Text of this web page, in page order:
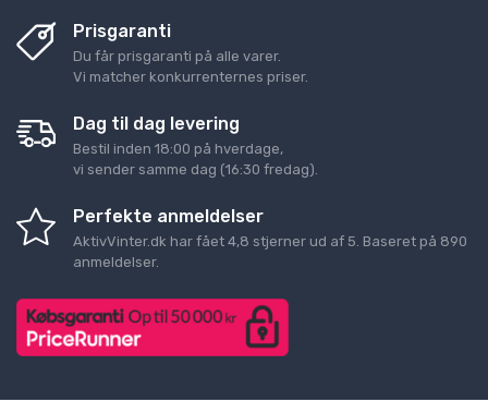
Prisgaranti
Du får prisgaranti på alle varer.
Vi matcher konkurrenternes priser.
Dag til dag levering
Bestil inden 18:00 på hverdage,
vi sender samme dag (16:30 fredag).
Perfekte anmeldelser
AktivVinter.dk har fået 4,8 stjerner ud af 5. Baseret på 890
anmeldelser.